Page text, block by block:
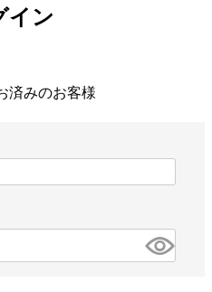
イン
済みのお客様